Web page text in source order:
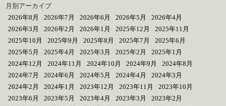
月別アーカイブ
2026年8月
2026年7月 2026年6月 2026年5月
2026年4月
2026年3月
2026年2月 2026年1月 2025年12月
2025年11月
2025年10月
2025年9月 2025年8月 2025年7月
2025年6月
2025年5月
2025年4月 2025年3月 2025年2月
2025年1月
2024年12月
2024年11月 2024年10月 2024年9月
2024年8月
2024年7月
2024年6月 2024年5月 2024年4月
2024年3月
2024年2月
2024年1月 2023年12月 2023年11月
2023年10月
2023年6月
2023年5月 2023年4月 2023年3月
2023年2月